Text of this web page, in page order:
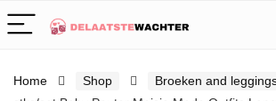
Home Shop Broeken and